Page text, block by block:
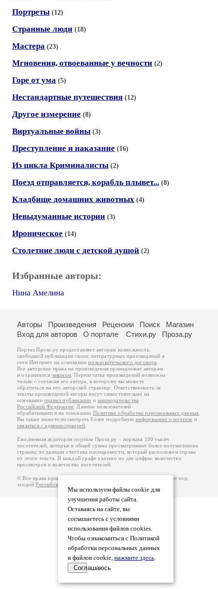
Портреты (12)
Странные люди (18)
Мастера (23)
Мгновения, отвоеванные у вечности (2)
Горе от ума (5)
Нестандартные путешествия (12)
Другое измерение (8)
Виртуальные войны (3)
Преступление и наказание (16)
Из цикла Криминалисты (2)
Поезд отправляется, корабль плывет... (8)
Кладбище домашних животных (4)
Невыдуманные истории (3)
Ироническое (14)
Столетние люди с детской душой (2)
Избранные авторы:
Нина Амелина
Мы используем файлы cookie для
улучшения работы сайта.
Оставаясь на сайте, вы
соглашаетесь с условиями
использования файлов cookies.
Чтобы ознакомиться с Политикой
обработки персональных данных
и файлов cookie, нажмите здесь.
Соглашаюсь
Авторы Произведения Рецензии Поиск
Магазин
Вход для авторов
О портале Стихи.ру Проза.ру
Портал Проза.ру предоставляет авторам возможность
свободной публикации своих литературных произведений в
сети Интернет на основаниипользовательского договора
Все авторские права на произведения принадлежат авторам
и охраняются законом . Перепечатка произведений возможна
только с согласия его автора, к которому вы можете
обратиться на его авторской странице. Ответственность за
тексты произведений авторы несут самостоятельно на
основанииправил публикации изаконодательства
Российской Федерации . Данные пользователей
обрабатываются на основании Политики обработки персональных данных
Вы также можете посмотреть более подробную информацию о портале и
связаться с администрацией
Ежедневная аудитория портала Проза.ру – порядка 100 тысяч
посетителей, которые в общей сумме просматривают более полумиллиона
страниц по данным счетчика посещаемости, который расположен справа
от этого текста. В каждой графе указано по две цифры: количество
просмотров и количество посетителей.
© Все права принадлежат авторам, 2000-2026. Портал работает под
эгидойРоссийского союза писателей